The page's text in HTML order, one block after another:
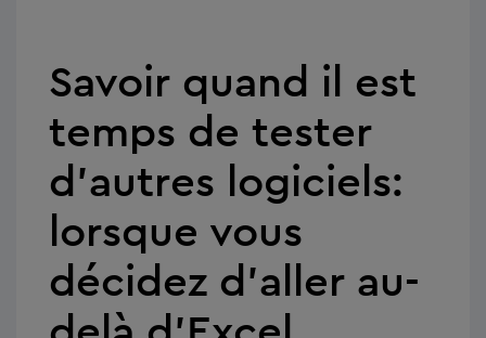
Savoir quand il est
temps de tester
d’autres logiciels:
lorsque vous
décidez d’aller au-